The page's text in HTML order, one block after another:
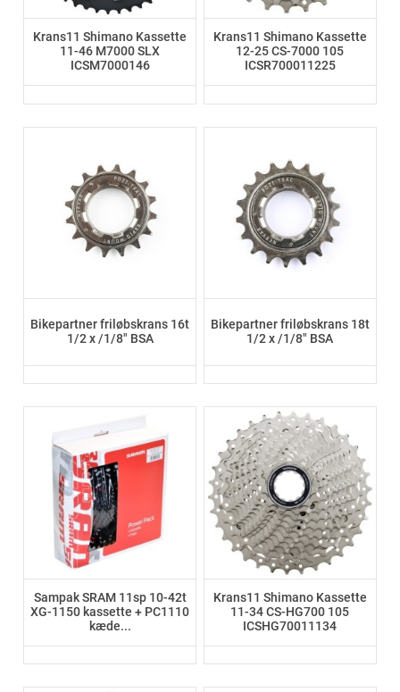
Krans11 Shimano Kassette
11-46 M7000 SLX
ICSM7000146
Krans11 Shimano Kassette
12-25 CS-7000 105
ICSR700011225
Bikepartner friløbskrans 16t
1/2 x /1/8" BSA
Bikepartner friløbskrans 18t
1/2 x /1/8" BSA
Sampak SRAM 11sp 10-42t
XG-1150 kassette + PC1110
kæde...
Krans11 Shimano Kassette
11-34 CS-HG700 105
ICSHG70011134